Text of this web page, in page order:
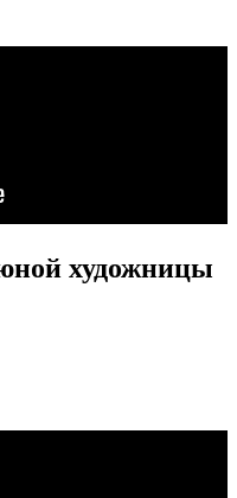
художницы